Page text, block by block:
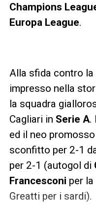
Champions
Europa League.
Alla sfida contro la
impresso nella
la squadra
Cagliari in Serie A.
ed il neo
sconfitto per 2-1
per 2-1 (autogol di
Francesconi per
Greatti per i sardi).